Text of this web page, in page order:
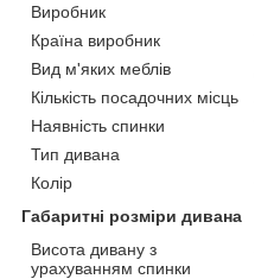
Виробник
Країна виробник
Вид м'яких меблів
Кількість посадочних місць
Наявність спинки
Тип дивана
Колір
Габаритні розміри дивана
Висота дивану з
урахуванням спинки